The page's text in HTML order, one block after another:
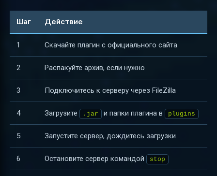
Шаг Действие
1 Скачайте плагин с официального сайта
2 Распакуйте архив, если нужно
3 Подключитесь к серверу через FileZilla
4 Загрузите .jar и папки плагина в plugins
5 Запустите сервер, дождитесь загрузки
6 Остановите сервер командой stop